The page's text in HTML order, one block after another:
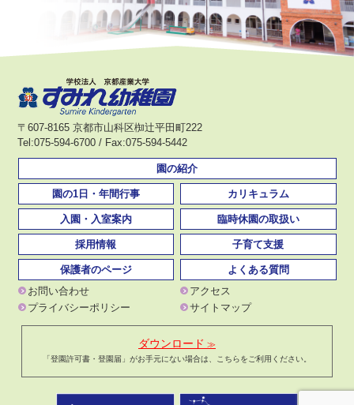
〒607-8165 京都市山科区椥辻平田町222
Tel:075-594-6700 / Fax:075-594-5442
園の紹介
カリキュラム
園の1日・年間行事
臨時休園の取扱い
入園・入室案内
子育て支援
採用情報
よくある質問
保護者のページ
アクセス
お問い合わせ
サイトマップ
プライバシーポリシー
ダウンロード
「登園許可書・登園届」がお手元にない場合は、こちらをご利用ください。